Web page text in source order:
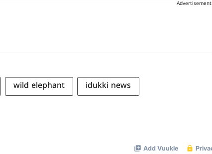
Advertisement
wild elephant idukki news